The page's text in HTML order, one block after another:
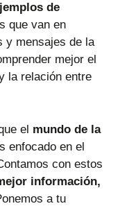
de
que van en
mensajes de la
mejor el
la relación entre
el mundo de la
enfocado en el
con estos
información,
a tu